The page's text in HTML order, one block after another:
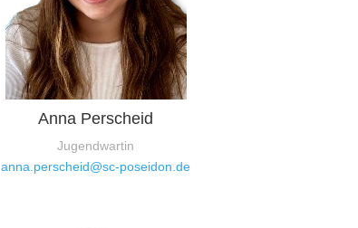
Anna Perscheid
Jugendwartin
anna.perscheid@sc-poseidon.de